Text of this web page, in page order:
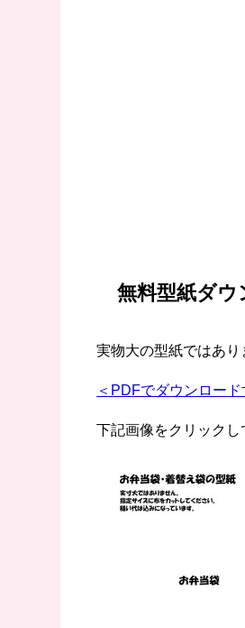
無料型紙ダウ
実物大の型紙ではあり
＜PDFでダウンロー
下記画像をクリックし